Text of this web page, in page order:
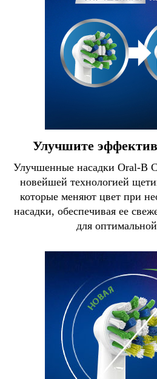
Улучшите
Улучшенные насадки Oral-B
новейшей технологией
которые меняют цвет при
насадки, обеспечивая ее
для